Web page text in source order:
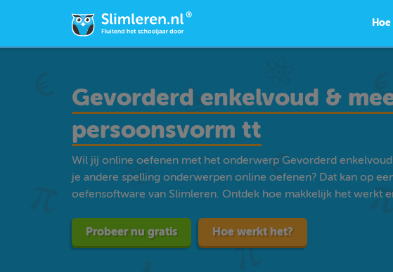
Gevorderd enkelvoud &
persoonsvorm tt
Wil jij online oefenen met het onderwerp Gevorderd
je andere spelling onderwerpen online oefenen? Dat kan op
oefensoftware van Slimleren. Ontdek hoe makkelijk het werkt
Probeer nu gratis Hoe werkt het?